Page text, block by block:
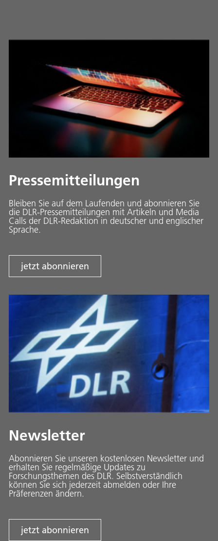
Pressemitteilungen
Bleiben Sie auf dem Laufenden und abonnieren Sie
die DLR-Pressemitteilungen mit Artikeln und Media
Calls der DLR-Redaktion in deutscher und englischer
Sprache.
jetzt abonnieren
Newsletter
Abonnieren Sie unseren kostenlosen Newsletter und
erhalten Sie regelmäßige Updates zu
Forschungsthemen des DLR. Selbstverständlich
können Sie sich jederzeit abmelden oder Ihre
Präferenzen ändern.
jetzt abonnieren